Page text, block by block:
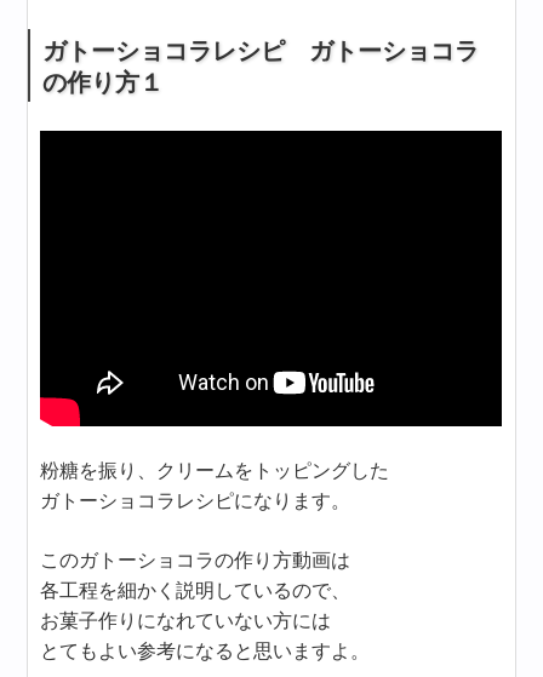
ガトーショコラレシピ ガトーショコラ
の作り方１
粉糖を振り、クリームをトッピングした
ガトーショコラレシピになります。
このガトーショコラの作り方動画は
各工程を細かく説明しているので、
お菓子作りになれていない方には
とてもよい参考になると思いますよ。